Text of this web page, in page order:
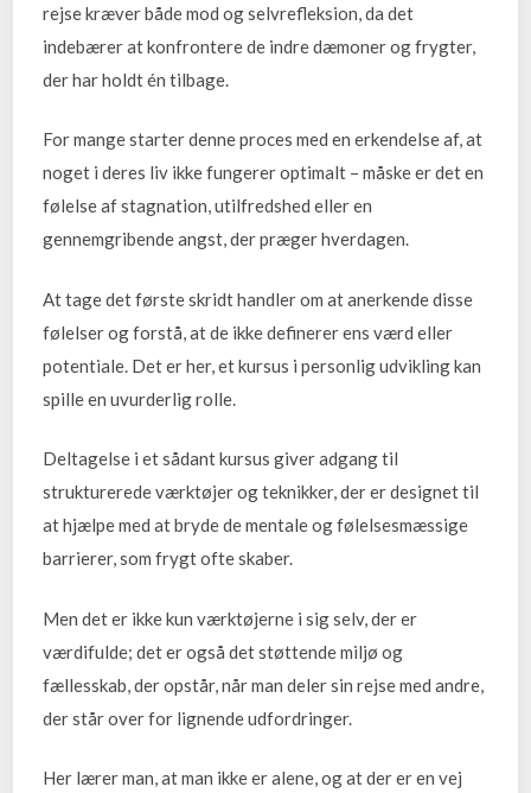
rejse kræver både mod og selvrefleksion, da det
indebærer at konfrontere de indre dæmoner og frygter,
der har holdt én tilbage.
For mange starter denne proces med en erkendelse af, at
noget i deres liv ikke fungerer optimalt – måske er det en
følelse af stagnation, utilfredshed eller en
gennemgribende angst, der præger hverdagen.
At tage det første skridt handler om at anerkende disse
følelser og forstå, at de ikke definerer ens værd eller
potentiale. Det er her, et kursus i personlig udvikling kan
spille en uvurderlig rolle.
Deltagelse i et sådant kursus giver adgang til
strukturerede værktøjer og teknikker, der er designet til
at hjælpe med at bryde de mentale og følelsesmæssige
barrierer, som frygt ofte skaber.
Men det er ikke kun værktøjerne i sig selv, der er
værdifulde; det er også det støttende miljø og
fællesskab, der opstår, når man deler sin rejse med andre,
der står over for lignende udfordringer.
Her lærer man, at man ikke er alene, og at der er en vej